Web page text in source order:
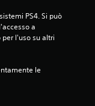
PS4. Si può
a
l'uso su altri
le